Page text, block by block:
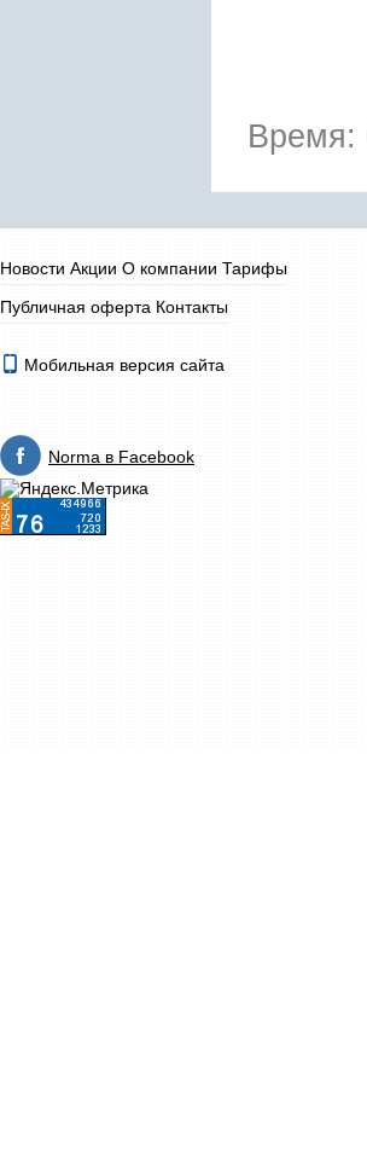
Время:
Новости Акции О компании Тарифы
Публичная оферта Контакты
Мобильная версия сайта
Norma в Facebook